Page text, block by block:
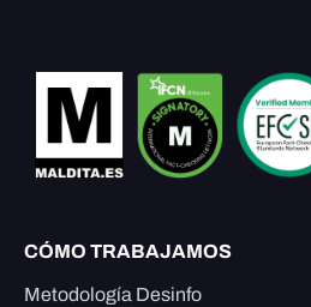
CÓMO TRABAJAMOS
Metodología Desinfo